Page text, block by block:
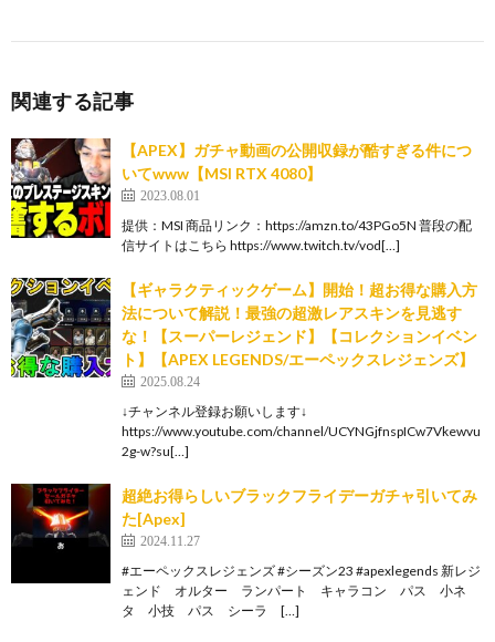
関連する記事
【APEX】ガチャ動画の公開収録が酷すぎる件につ
いてwww【MSI RTX 4080】
2023.08.01
提供：MSI 商品リンク：https://amzn.to/43PGo5N 普段の配
信サイトはこちら https://www.twitch.tv/vod[…]
【ギャラクティックゲーム】開始！超お得な購入方
法について解説！最強の超激レアスキンを見逃す
な！【スーパーレジェンド】【コレクションイベン
ト】【APEX LEGENDS/エーペックスレジェンズ】
2025.08.24
↓チャンネル登録お願いします↓
https://www.youtube.com/channel/UCYNGjfnspICw7Vkewvu
2g-w?su[…]
超絶お得らしいブラックフライデーガチャ引いてみ
た[Apex]
2024.11.27
#エーペックスレジェンズ #シーズン23 #apexlegends 新レジ
ェンド オルター ランパート キャラコン パス 小ネ
タ 小技 パス シーラ […]